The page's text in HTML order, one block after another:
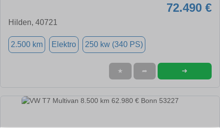
72.490 €
Hilden, 40721
2.500 km Elektro 250 kw (340 PS)
★ ➦ ➜